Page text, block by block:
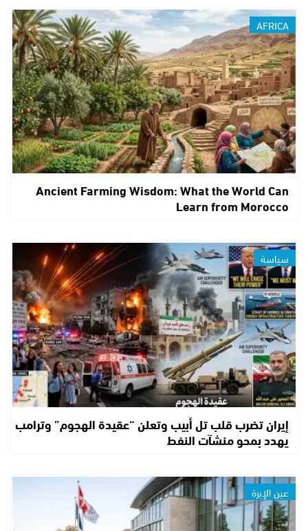
AFRICA
Ancient Farming Wisdom: What the World Can
Learn from Morocco
سياسة
إيران تضرب قلب تل أبيب وتعلن “عقيدة الهجوم” وترامب
يهدد بمحو منشآت النفط
عين الإبرة